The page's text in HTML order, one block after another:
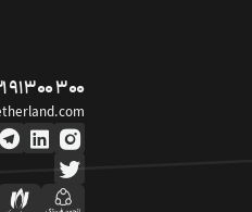
۰۲۱ ۹۱ ۳۰۰